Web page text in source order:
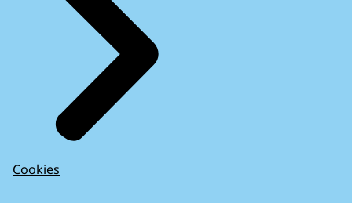
Cookies